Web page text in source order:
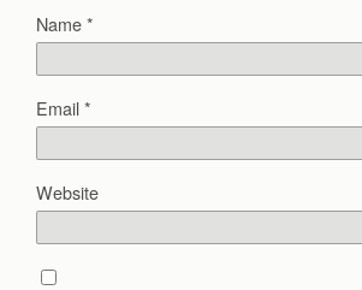
Name*
Email*
Website